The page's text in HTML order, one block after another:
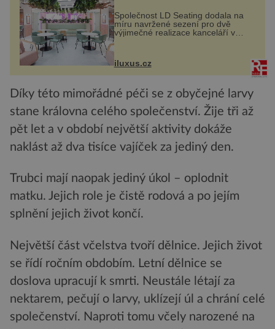
Společnost LD Seating dodala na
míru navržené sezení pro dvě
výjimečné realizace kanceláří v
areálu MediaCityUK v anglickém
Tower a Orange Tower. Komplex
budov Media...
iluxus.cz
Díky této mimořádné péči se z obyčejné larvy
stane královna celého společenství. Žije tři až
pět let a v období největší aktivity dokáže
naklást až dva tisíce vajíček za jediný den.
Trubci mají naopak jediný úkol – oplodnit
matku. Jejich role je čistě rodová a po jejím
splnění jejich život končí.
Největší část včelstva tvoří dělnice. Jejich život
se řídí ročním obdobím. Letní dělnice se
doslova upracují k smrti. Neustále létají za
nektarem, pečují o larvy, uklízejí úl a chrání celé
společenství. Naproti tomu včely narozené na